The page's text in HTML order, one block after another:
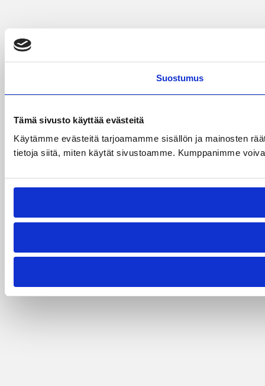
Suostumus
Tämä sivusto käyttää evästeitä
Käytämme evästeitä tarjoamamme sisällön ja mainosten
tietoja siitä, miten käytät sivustoamme. Kumppanimme